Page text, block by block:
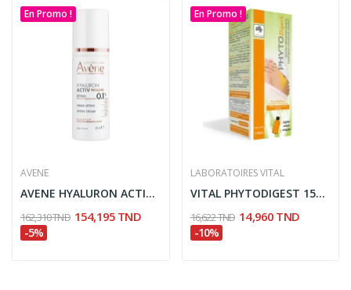
En Promo !
AVENE
AVENE HYALURON ACTIV PROCEDURE CREME LIFTING...
162,310 TND 154,195 TND
-5%
En Promo !
LABORATOIRES VITAL
VITAL PHYTODIGEST 150ML
16,622 TND 14,960 TND
-10%